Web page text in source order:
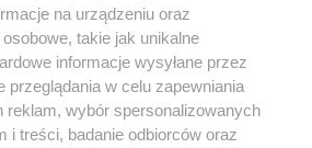
na urządzeniu oraz
takie jak unikalne
informacje wysyłane przez
przeglądania w celu zapewniania
reklam, wybór spersonalizowanych
i treści, badanie odbiorców oraz